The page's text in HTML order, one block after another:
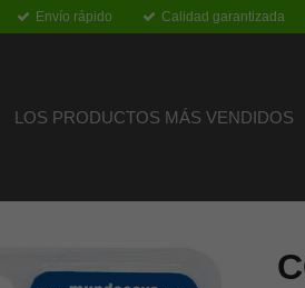
Envío rápido Calidad garantizada
LOS PRODUCTOS MÁS VENDIDOS